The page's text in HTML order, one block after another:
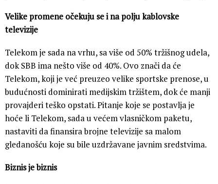
Velike promene očekuju se i na polju kablovske
televizije
Telekom je sada na vrhu, sa više od 50% tržišnog udela,
dok SBB ima nešto više od 40%. Ovo znači da će
Telekom, koji je već preuzeo velike sportske prenose, u
budućnosti dominirati medijskim tržištem, dok će manji
provajderi teško opstati. Pitanje koje se postavlja je
hoće li Telekom, sada u većem vlasničkom paketu,
nastaviti da finansira brojne televizije sa malom
gledanošću koje su bile uzdržavane javnim sredstvima.
Biznis je biznis